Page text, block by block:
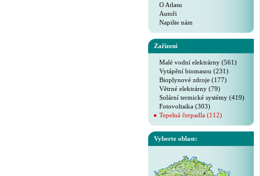
O Atlasu
Autoři
Napište nám
Zařízení
Malé vodní elektrárny (561)
Vytápění biomasou (231)
Bioplynové zdroje (177)
Větrné elektrárny (79)
Solární termické systémy (419)
Fotovoltaika (303)
Tepelná čerpadla (112)
Vyberte oblast: